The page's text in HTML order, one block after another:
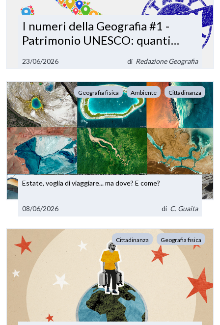
I numeri della Geografia #1 -
Patrimonio UNESCO: quanti
23/06/2026 di Redazione Geografia
Geografia fisica Ambiente Cittadinanza
Estate, voglia di viaggiare... ma dove? E come?
08/06/2026 di C. Guaita
Cittadinanza Geografia fisica